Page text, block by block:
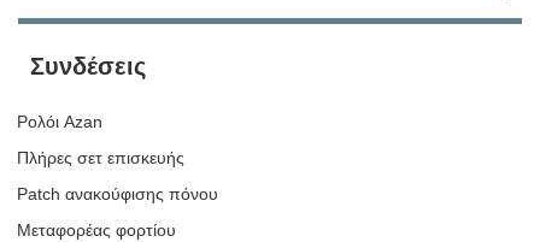
Συνδέσεις
Ρολόι Azan
Πλήρες σετ επισκευής
Patch ανακούφισης πόνου
Μεταφορέας φορτίου